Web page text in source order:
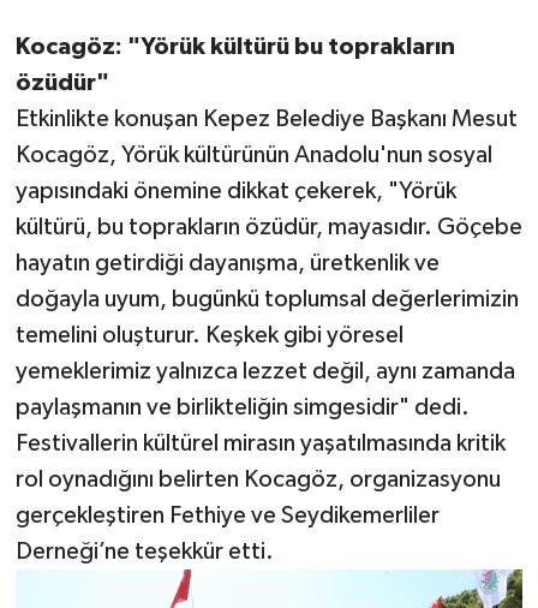
Kocagöz: "Yörük kültürü bu toprakların
özüdür"
Etkinlikte konuşan Kepez Belediye Başkanı Mesut
Kocagöz, Yörük kültürünün Anadolu'nun sosyal
yapısındaki önemine dikkat çekerek, "Yörük
kültürü, bu toprakların özüdür, mayasıdır. Göçebe
hayatın getirdiği dayanışma, üretkenlik ve
doğayla uyum, bugünkü toplumsal değerlerimizin
temelini oluşturur. Keşkek gibi yöresel
yemeklerimiz yalnızca lezzet değil, aynı zamanda
paylaşmanın ve birlikteliğin simgesidir" dedi.
Festivallerin kültürel mirasın yaşatılmasında kritik
rol oynadığını belirten Kocagöz, organizasyonu
gerçekleştiren Fethiye ve Seydikemerliler
Derneği’ne teşekkür etti.
Teknoloji
Televizyon
Turizm
Yaşam